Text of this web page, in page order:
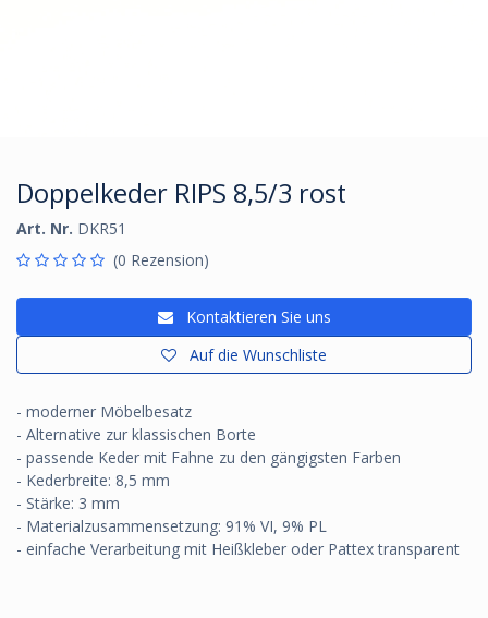
Doppelkeder RIPS 8,5/3 rost
Art. Nr. DKR51
(0 Rezension)
Kontaktieren Sie uns
Auf die Wunschliste
- moderner Möbelbesatz
- Alternative zur klassischen Borte
- passende Keder mit Fahne zu den gängigsten Farben
- Kederbreite: 8,5 mm
- Stärke: 3 mm
- Materialzusammensetzung: 91% VI, 9% PL
- einfache Verarbeitung mit Heißkleber oder Pattex transparent